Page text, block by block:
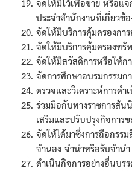
ประจำสำนักงานที่เกี่ยวข้
จัดให้มีบริการคุ้มครองก
จัดให้มีบริการคุ้มครองท
จัดให้มีสวัสดิการหรือให้
จัดการศึกษาอบรมกรรม
ตรวจและวิเคราะห์การด
ร่วมมือกับทางราชการสั
เสริมและปรับปรุงกิจการ
จัดให้ได้มาซึ่งการถือกร
จำนอง จำนำหรือรับจำน
ดำเนินกิจการอย่างอื่นบร